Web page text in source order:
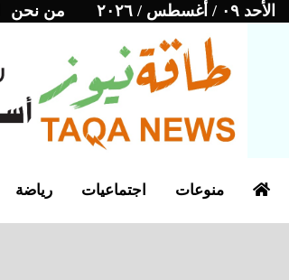
الأحد ٠٩ / أغسطس / ٢٠٢٦ من نحن
رياضة اجتماعيات منوعات